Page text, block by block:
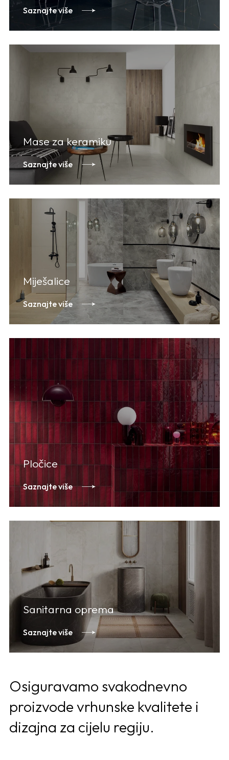
Saznajte više
Mase za keramiku
Saznajte više
Miješalice
Saznajte više
Pločice
Saznajte više
Sanitarna oprema
Saznajte više
Osiguravamo svakodnevno
proizvode vrhunske kvalitete i
dizajna za cijelu regiju.